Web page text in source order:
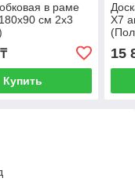
в раме
см 2x3
Купить
X7
15